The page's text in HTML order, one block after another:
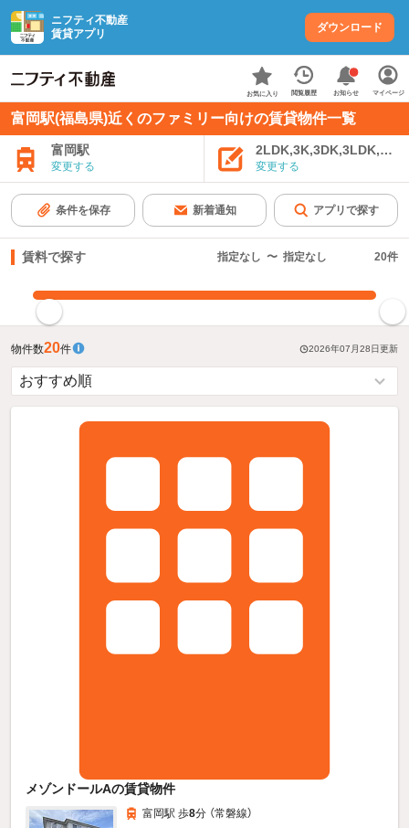
ニフティ不動産
賃貸アプリ
ダウンロード
お気に入り 閲覧履歴 お知らせ マイページ
富岡駅(福島県)近くのファミリー向けの賃貸物件一覧
富岡駅
変更する 変更する
条件を保存 新着通知 アプリで探す
賃料で探す 指定なし 〜 指定なし 20件
物件数20件 2026年07月28日更新
メゾンドールAの賃貸物件
富岡駅 歩8分 （常磐線）